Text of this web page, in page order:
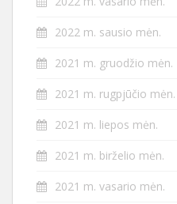
2022 m. sausio mėn.
2021 m. gruodžio mėn.
2021 m. rugpjūčio mėn.
2021 m. liepos mėn.
2021 m. birželio mėn.
2021 m. vasario mėn.